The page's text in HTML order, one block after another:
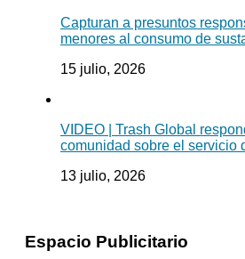
Capturan a presuntos
menores al consumo de
15 julio, 2026
VIDEO | Trash Global
comunidad sobre el servicio
13 julio, 2026
Espacio Publicitario